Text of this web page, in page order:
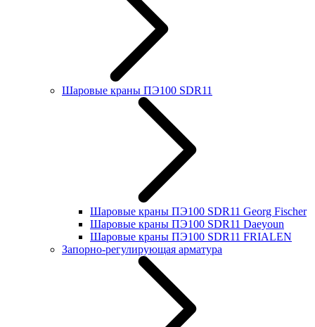
Шаровые краны ПЭ100 SDR11
Шаровые краны ПЭ100 SDR11 Georg Fischer
Шаровые краны ПЭ100 SDR11 Daeyoun
Шаровые краны ПЭ100 SDR11 FRIALEN
Запорно-регулирующая арматура